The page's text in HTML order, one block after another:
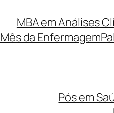
MBA em Análises
Mês da Enfermagem
Pós em